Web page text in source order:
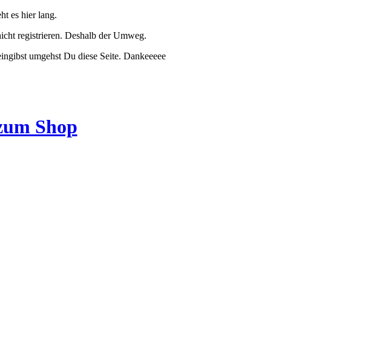
es hier lang.
registrieren. Deshalb der Umweg.
umgehst Du diese Seite. Dankeeeee
Shop